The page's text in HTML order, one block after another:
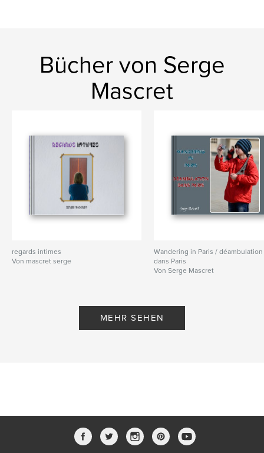
Bücher von Serge
Mascret
regards intimes
Von mascret serge
Wandering in Paris / déambulation
dans Paris
Von Serge Mascret
MEHR SEHEN